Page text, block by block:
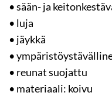
• sään- ja
• luja
• jäykkä
•
• reunat suojattu
• materiaali: koivu